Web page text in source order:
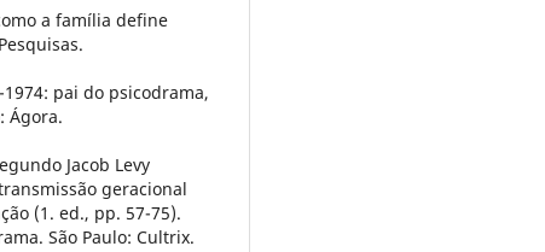
a família define
1974: pai do psicodrama,
Ágora.
Jacob Levy
geracional
(1. ed., pp. 57-75).
São Paulo: Cultrix.